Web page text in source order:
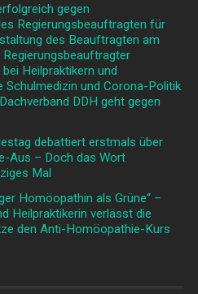
gegen
Regierungsbeauftragten für
des Beauftragten am
Regierungsbeauftragter
Heilpraktikern und
Schulmedizin und Corona-Politik
DDH geht gegen
debattiert erstmals über
Aus – Doch das Wort
Mal
Homöopathin als Grüne“ –
Heilpraktikerin verlässt die
den Anti-Homöopathie-Kurs